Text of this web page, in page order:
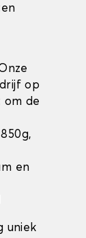
op
om de
en
uniek